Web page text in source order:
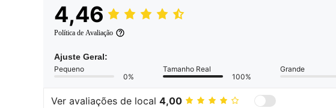
4,46
Política de Avaliação
Ajuste Geral:
Pequeno
0%
Tamanho Real
100%
Grande
Ver avaliações de local 4,00